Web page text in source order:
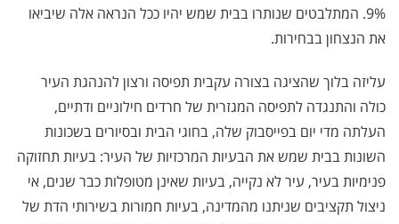
9%. המתלבטים שנותרו בבית שמש יהיו ככל הנראה אלה שיביאו
את הנצחון בבחירות.
עליזה בלוך שהציגה בצורה עקבית תפיסה ורצון להנהגת העיר
כולה והתנגדה לתפיסה המגזרית של חרדים חילוניים ודתיים,
העלתה מדי יום בפייסבוק שלה, בחוגי הבית ובסיורים בשכונות
השונות בבית שמש את הבעיות המרכזיות של העיר: בעיות תחזוקה
פנימיות בעיר, עיר לא נקייה, בעיות שאינן מטופלות כבר שנים, אי
ניצול תקציבים שניתנו מהמדינה, בעיות חמורות בשירותי הדת של